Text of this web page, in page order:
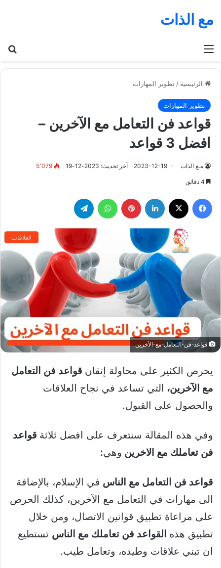
مع الذات
القائمة
الرئيسية / تطوير المهارات
تطوير المهارات
قواعد فن التعامل مع الآخرين –
افضل 3 قواعد
مـع الذات 2023-12-19 آخر تحديث: 2023-12-19 5٬079
فيسبوك لينكدإن بينتيريست واتساب
قواعد-فن-التعامل-مع-الأخرين
يحرص الكثير على محاولة إتقان قواعد فن التعامل
مع الآخرين، التي تساعد في نجاح العلاقات
والحصول على القبول.
وفي هذه المقالة سنتعرف على افضل ثلاثة قواعد
فن تعاملك مع الاخرين وهي:
قواعد فن التعامل مع الناس في الإسلام، بالإضافة
الى مهارات في التعامل مع الآخرين، كذلك الحرص
على مراعاة تطبيق قوانين الاتصال، ومن خلال
تطبيق هذه القواعد فن تعاملك مع الناس تستطيع
ان تبني علاقات وطيده، وتعامل طيب.